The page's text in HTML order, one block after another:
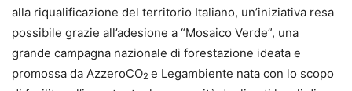
alla riqualificazione del territorio Italiano, un’iniziativa resa
possibile grazie all’adesione a “Mosaico Verde”, una
grande campagna nazionale di forestazione ideata e
promossa da AzzeroCO2 e Legambiente nata con lo scopo